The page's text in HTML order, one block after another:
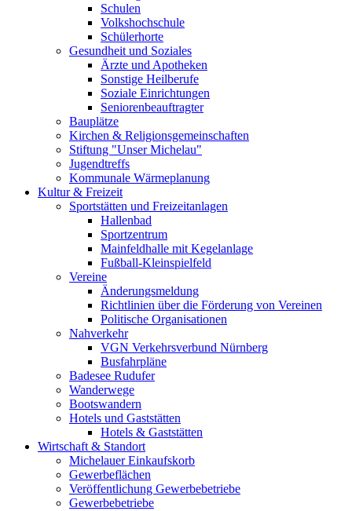
Schulen
Volkshochschule
Schülerhorte
Gesundheit und Soziales
Ärzte und Apotheken
Sonstige Heilberufe
Soziale Einrichtungen
Seniorenbeauftragter
Bauplätze
Kirchen & Religionsgemeinschaften
Stiftung "Unser Michelau"
Jugendtreffs
Kommunale Wärmeplanung
Kultur & Freizeit
Sportstätten und Freizeitanlagen
Hallenbad
Sportzentrum
Mainfeldhalle mit Kegelanlage
Fußball-Kleinspielfeld
Vereine
Änderungsmeldung
Richtlinien über die Förderung von Vereinen
Politische Organisationen
Nahverkehr
VGN Verkehrsverbund Nürnberg
Busfahrpläne
Badesee Rudufer
Wanderwege
Bootswandern
Hotels und Gaststätten
Hotels & Gaststätten
Wirtschaft & Standort
Michelauer Einkaufskorb
Gewerbeflächen
Veröffentlichung Gewerbebetriebe
Gewerbebetriebe